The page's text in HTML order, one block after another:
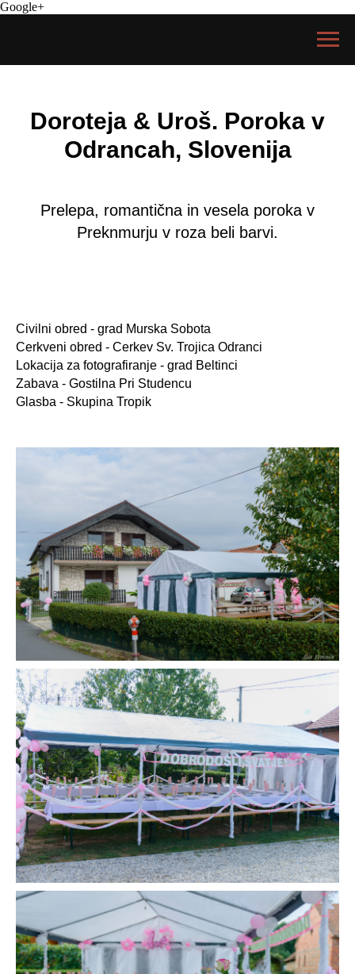
Google+
Doroteja & Uroš. Poroka v
Odrancah, Slovenija
Prelepa, romantična in vesela poroka v
Preknmurju v roza beli barvi.
Civilni obred - grad Murska Sobota
Cerkveni obred - Cerkev Sv. Trojica Odranci
Lokacija za fotografiranje - grad Beltinci
Zabava - Gostilna Pri Studencu
Glasba - Skupina Tropik